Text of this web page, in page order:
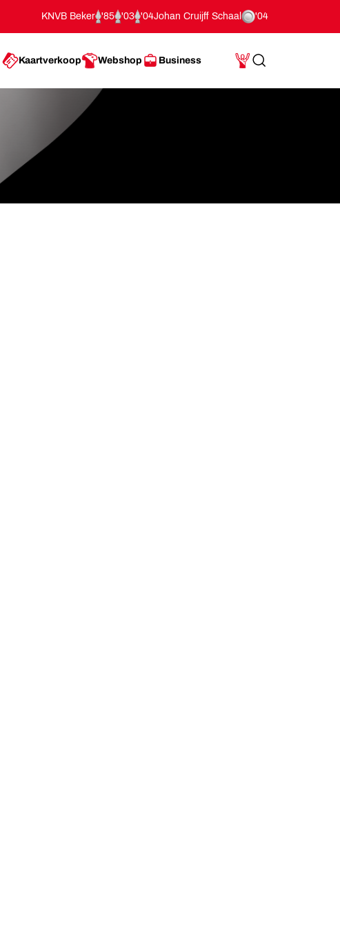
KNVB Beker '85 '03 '04Johan Cruijff Schaal '04
Kaartverkoop Webshop Business
Mijn Account
Search